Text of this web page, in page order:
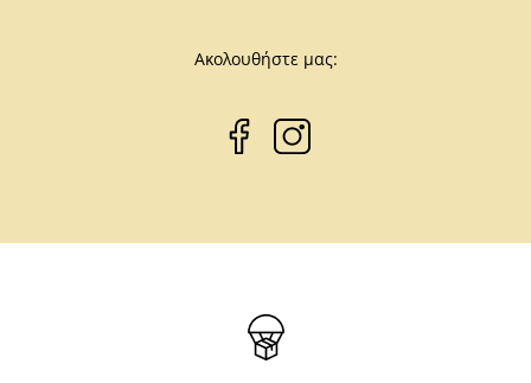
Ακολουθήστε μας: